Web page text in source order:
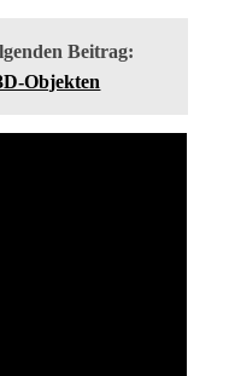
Beitrag:
Objekten